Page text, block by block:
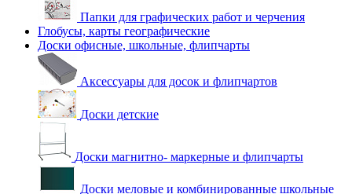
Папки для графических работ и черчения
Глобусы, карты географические
Доски офисные, школьные, флипчарты
Аксессуары для досок и флипчартов
Доски детские
Доски магнитно- маркерные и флипчарты
Доски меловые и комбинированные школьные